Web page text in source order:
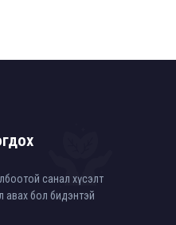
санал хүсэлт
авах бол бидэнтэй